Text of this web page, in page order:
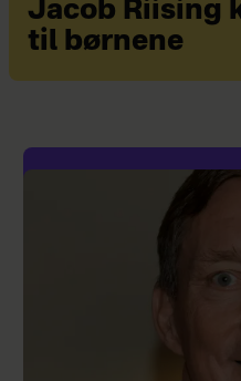
Jacob Riising
til børnene